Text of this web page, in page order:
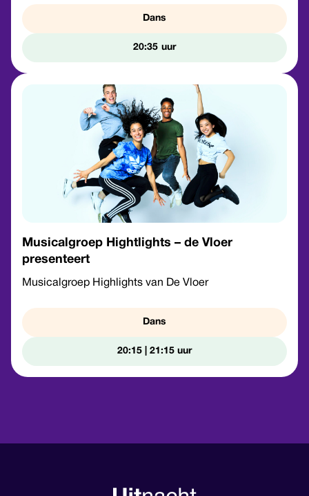
Dans
20:35
Musicalgroep Hightlights – de Vloer
presenteert
Musicalgroep Highlights van De Vloer
Dans
20:15 | 21:15